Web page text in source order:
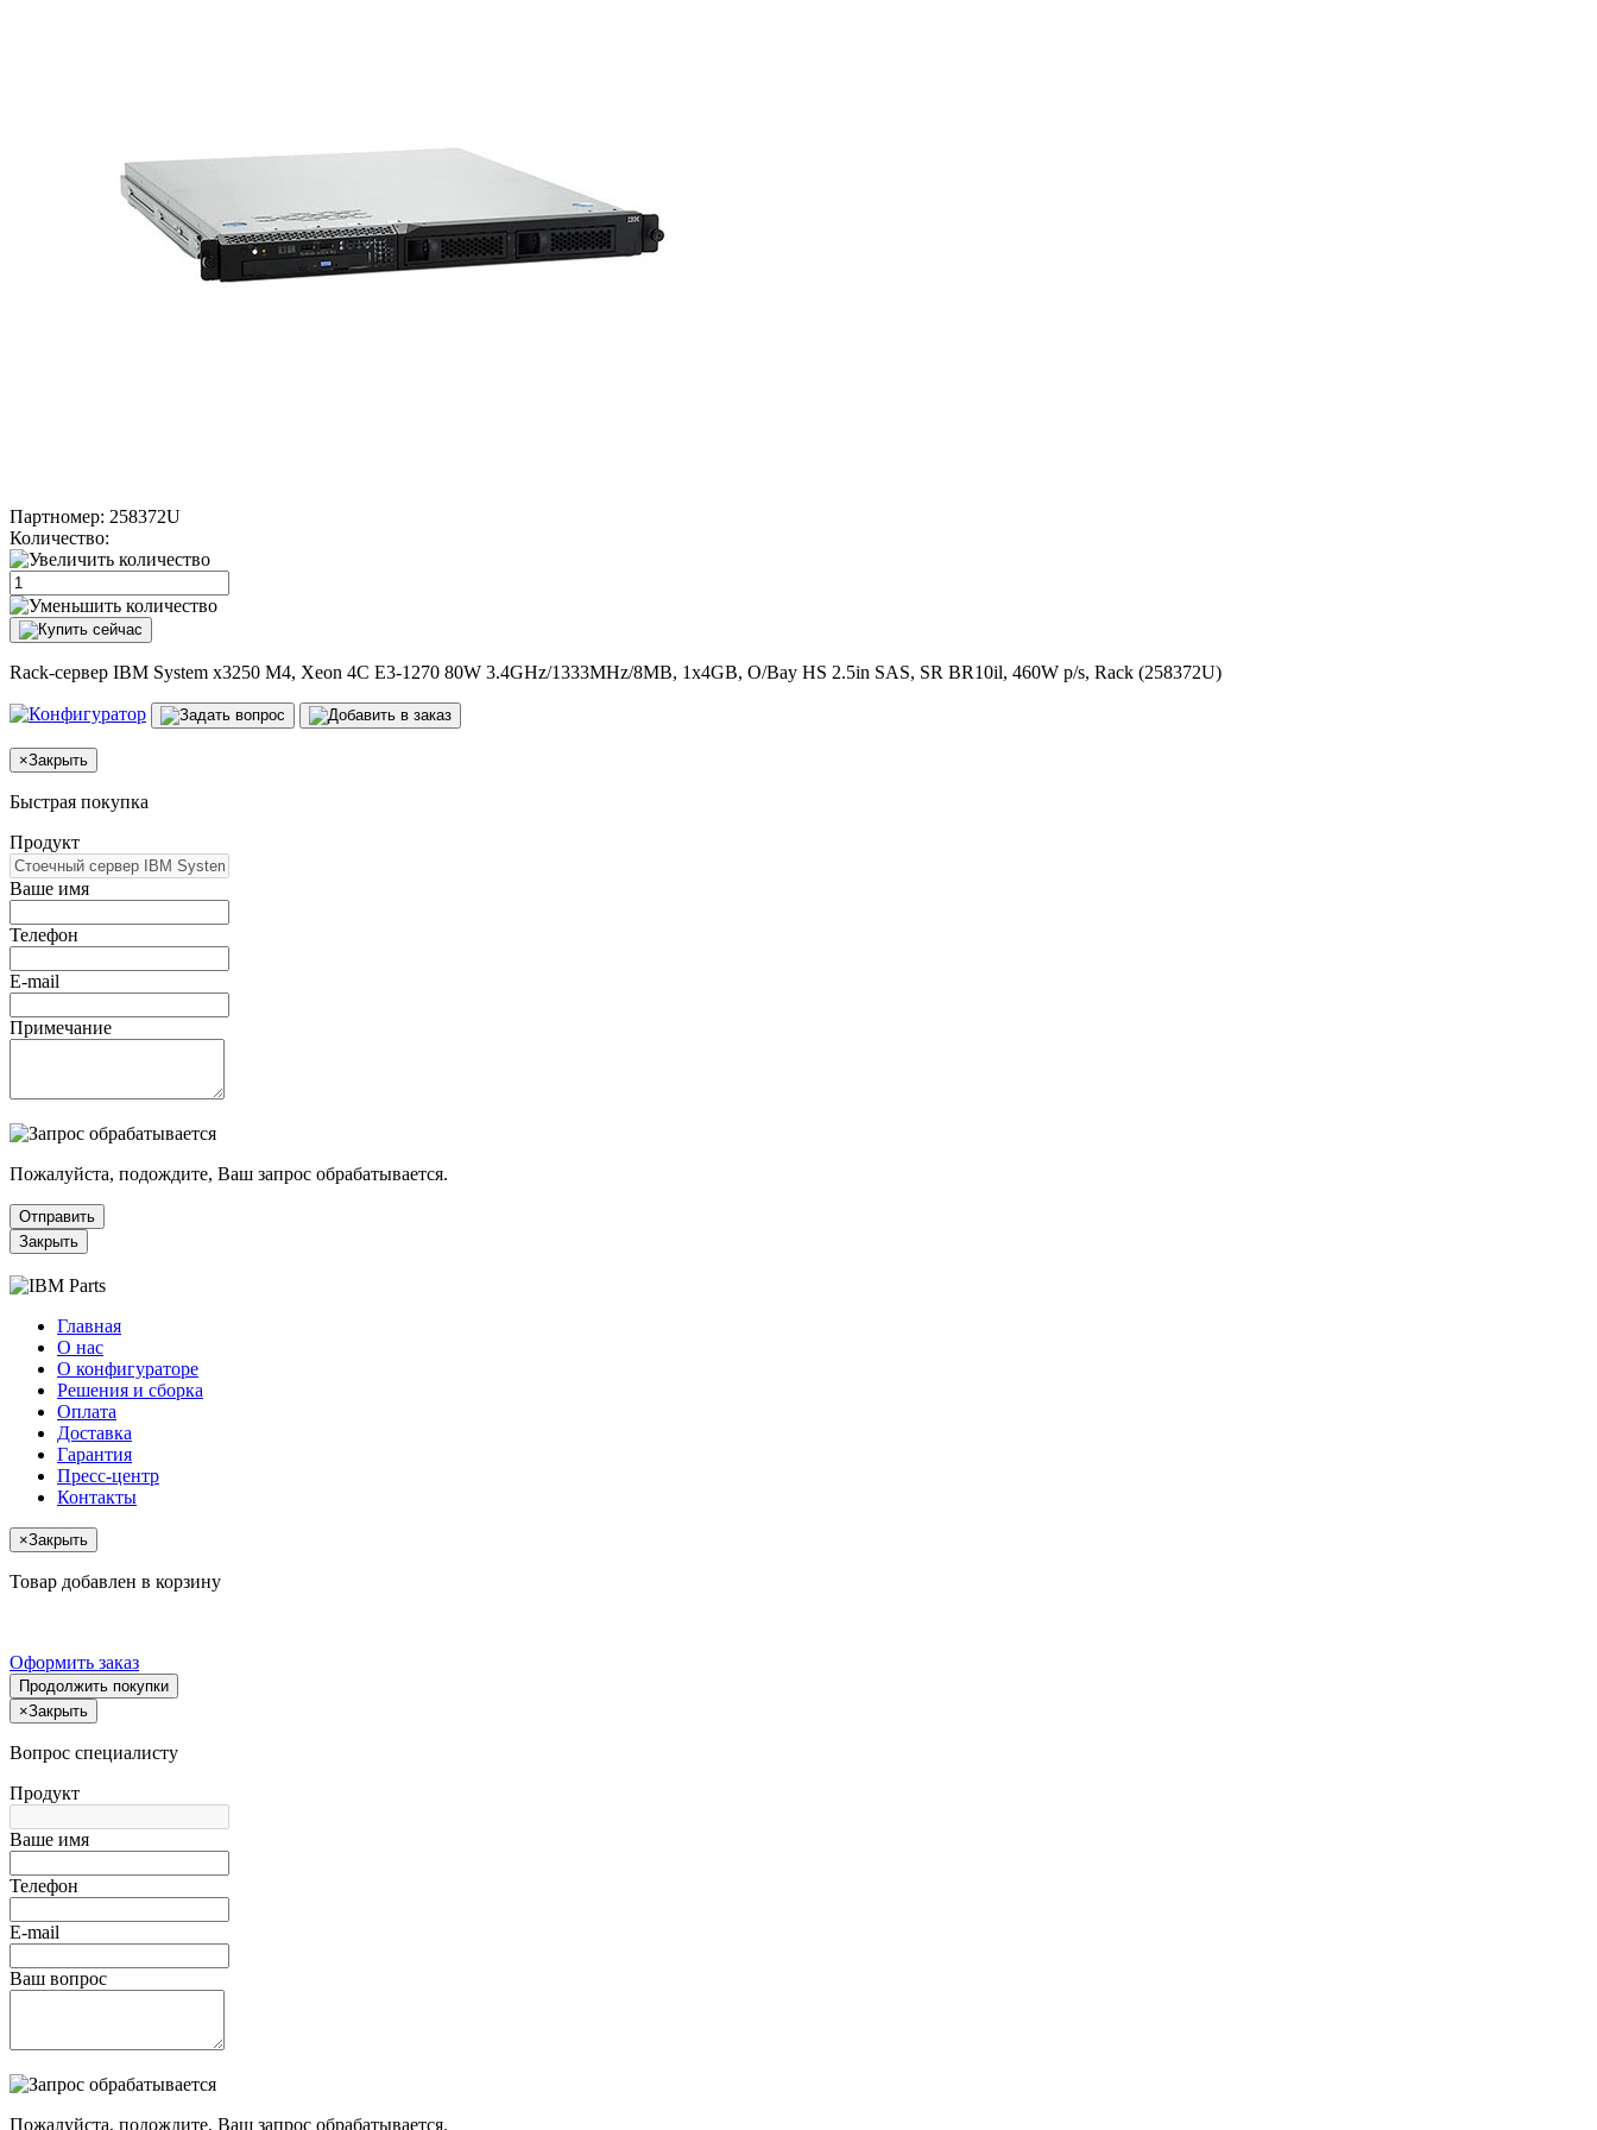
Партномер: 258372U
Количество:
Rack-сервер IBM System x3250 M4, Xeon 4C E3-1270 80W 3.4GHz/1333MHz/8MB, 1x4GB, O/Bay HS 2.5in SAS, SR BR10il, 460W p/s, Rack (258372U)
×Закрыть
Быстрая покупка
Продукт
Ваше имя
Телефон
E-mail
Примечание
Пожалуйста, подождите, Ваш запрос обрабатывается.
Отправить
Закрыть
Главная
О нас
О конфигураторе
Решения и сборка
Оплата
Доставка
Гарантия
Пресс-центр
Контакты
×Закрыть
Товар добавлен в корзину
Оформить заказ
Продолжить покупки
×Закрыть
Вопрос специалисту
Продукт
Ваше имя
Телефон
E-mail
Ваш вопрос
Пожалуйста, подождите, Ваш запрос обрабатывается.